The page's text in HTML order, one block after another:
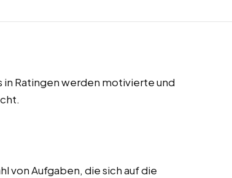
Ratingen werden motivierte und
von Aufgaben, die sich auf die